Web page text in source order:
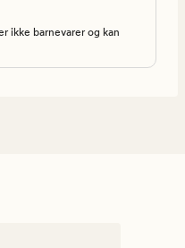
ikke barnevarer og kan